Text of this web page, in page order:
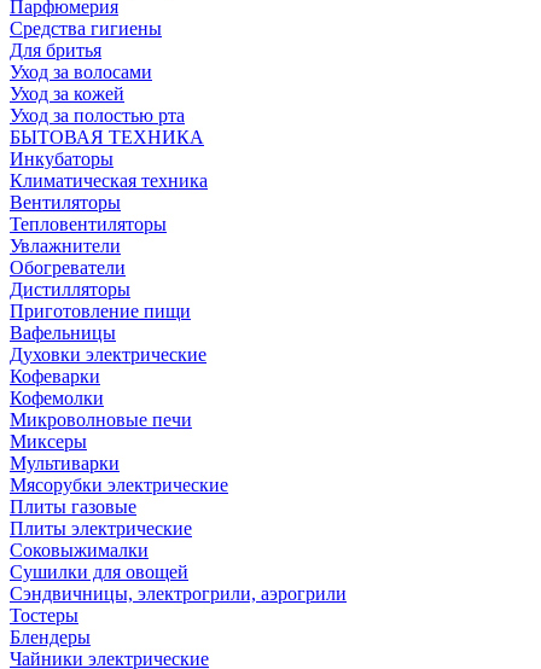
Парфюмерия
Средства гигиены
Для бритья
Уход за волосами
Уход за кожей
Уход за полостью рта
БЫТОВАЯ ТЕХНИКА
Инкубаторы
Климатическая техника
Вентиляторы
Тепловентиляторы
Увлажнители
Обогреватели
Дистилляторы
Приготовление пищи
Вафельницы
Духовки электрические
Кофеварки
Кофемолки
Микроволновые печи
Миксеры
Мультиварки
Мясорубки электрические
Плиты газовые
Плиты электрические
Соковыжималки
Сушилки для овощей
Сэндвичницы, электрогрили, аэрогрили
Тостеры
Блендеры
Чайники электрические